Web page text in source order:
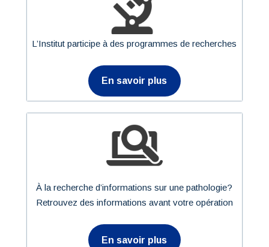
L’Institut participe à des programmes de recherches
En savoir plus
À la recherche d’informations sur une pathologie?
Retrouvez des informations avant votre opération
En savoir plus